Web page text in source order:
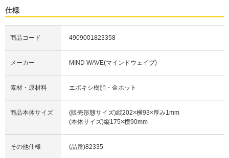
仕様
商品コード 4909001823358
メーカー MIND WAVE(マインドウェイブ)
素材・原材料 エポキシ樹脂・金ホット
商品本体サイズ
(販売形態サイズ)縦202×横93×厚み1mm
(本体サイズ)縦175×横90mm
その他仕様 (品番)82335